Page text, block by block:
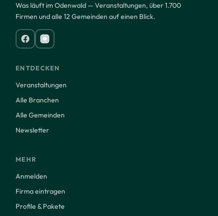
Was läuft im Odenwald — Veranstaltungen, über 1.700
Firmen und alle 12 Gemeinden auf einen Blick.
ENTDECKEN
Veranstaltungen
Alle Branchen
Alle Gemeinden
Newsletter
MEHR
Anmelden
Firma eintragen
Profile & Pakete